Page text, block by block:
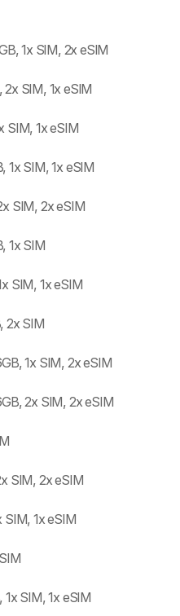
1x SIM, 2x eSIM
2x SIM, 1x eSIM
SIM, 1x eSIM
1x SIM, 1x eSIM
SIM, 2x eSIM
1x SIM
SIM, 1x eSIM
2x SIM
1x SIM, 2x eSIM
2x SIM, 2x eSIM
SIM, 2x eSIM
SIM, 1x eSIM
1x SIM, 1x eSIM